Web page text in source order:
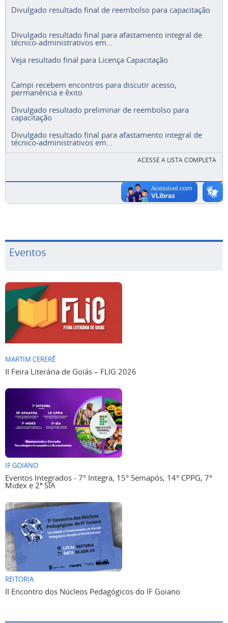
Divulgado resultado final de reembolso para capacitação
Divulgado resultado final para afastamento integral de
técnico-administrativos em...
Veja resultado final para Licença Capacitação
Campi recebem encontros para discutir acesso,
permanência e êxito
Divulgado resultado preliminar de reembolso para
capacitação
Divulgado resultado final para afastamento integral de
técnico-administrativos em...
ACESSE A LISTA COMPLETA
Eventos
MARTIM CERERÊ
II Feira Literária de Goiás – FLIG 2026
IF GOIANO
Eventos Integrados - 7° Integra, 15° Semapós, 14° CPPG, 7°
Midex e 2ª SIA
REITORIA
II Encontro dos Núcleos Pedagógicos do IF Goiano